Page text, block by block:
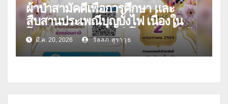
ผ้าป่าสามัคคีเพื่อการศึกษา และ
สืบสานประเพณีบุญบั้งไฟ เนื่องใน
โอกาสครบรอบ 32 ปี โรงเรียนลิ้นฟ้า
พิทยาคม
มี.ค. 20, 2026 วัลลภ สุราวุธ